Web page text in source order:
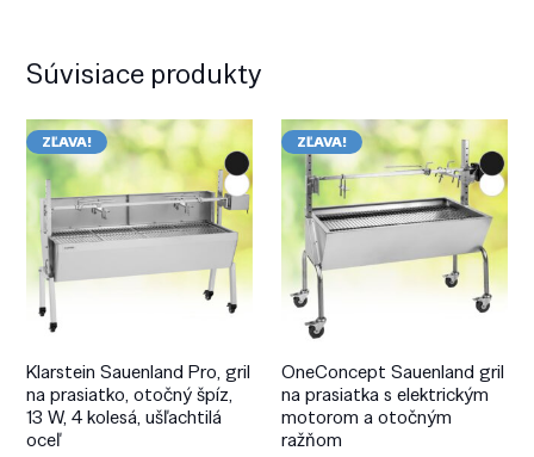
Súvisiace produkty
ZĽAVA!
Klarstein Sauenland Pro, gril
na prasiatko, otočný špíz,
13 W, 4 kolesá, ušľachtilá
oceľ
ZĽAVA!
OneConcept Sauenland gril
na prasiatka s elektrickým
motorom a otočným
ražňom